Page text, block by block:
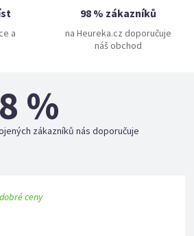
a
98 % zákazníků
na Heureka.cz doporučuje
náš obchod
%
zákazníků nás doporučuje
ceny